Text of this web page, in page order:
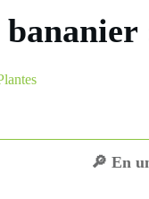
🔎 En